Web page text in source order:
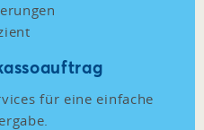
für eine einfache